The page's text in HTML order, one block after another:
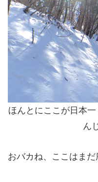
ほんとにここが日本
ん
おバカね、ここはまだ